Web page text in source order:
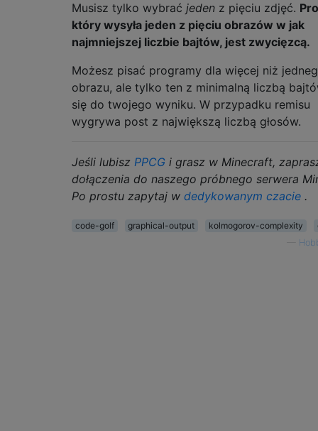
Musisz tylko wybrać jeden z pięciu zdjęć.
który wysyła jeden z pięciu obrazów w jak
najmniejszej liczbie bajtów, jest zwycięzcą.
Możesz pisać programy dla więcej niż
obrazu, ale tylko ten z minimalną liczbą
się do twojego wyniku. W przypadku remisu
wygrywa post z największą liczbą głosów.
Jeśli lubisz PPCG i grasz w Minecraft,
dołączenia do naszego próbnego serwera
Po prostu zapytaj w dedykowanym czacie .
code-golf graphical-output kolmogorov-complexity